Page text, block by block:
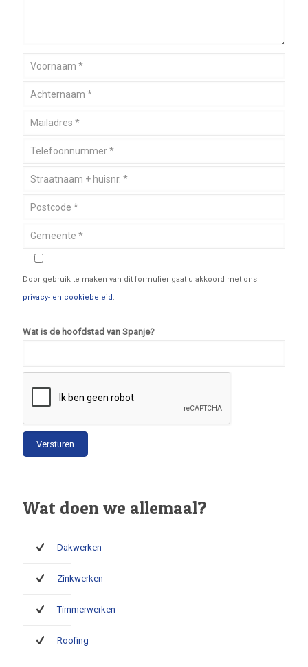
Door gebruik te maken van dit formulier gaat u akkoord met ons
privacy- en cookiebeleid.
Wat is de hoofdstad van Spanje?
Wat doen we allemaal?
Dakwerken
Zinkwerken
Timmerwerken
Roofing